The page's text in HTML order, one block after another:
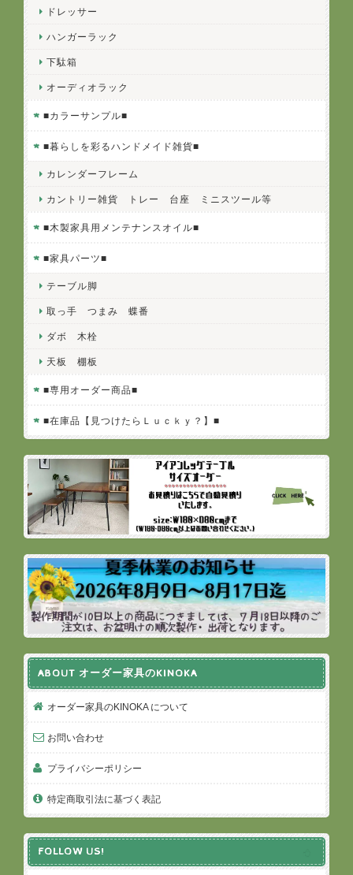
ドレッサー
ハンガーラック
下駄箱
オーディオラック
■カラーサンプル■
■暮らしを彩るハンドメイド雑貨■
カレンダーフレーム
カントリー雑貨 トレー 台座 ミニスツール等
■木製家具用メンテナンスオイル■
■家具パーツ■
テーブル脚
取っ手 つまみ 蝶番
ダボ 木栓
天板 棚板
■専用オーダー商品■
■在庫品【見つけたらＬｕｃｋｙ？】■
ABOUT オーダー家具のKINOKA
オーダー家具のKINOKA について
お問い合わせ
プライバシーポリシー
特定商取引法に基づく表記
FOLLOW US!